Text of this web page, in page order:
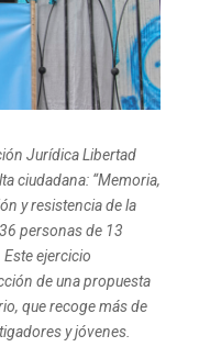
Jurídica Libertad
ciudadana: “Memoria,
y resistencia de la
personas de 13
ejercicio
de una propuesta
que recoge más de
y jóvenes.